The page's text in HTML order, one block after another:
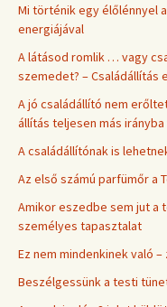
Mi történik egy élőlénnyel
energiájával
A látásod romlik … vagy
szemedet? – Családállítás
A jó családállító nem
állítás teljesen más
A családállítónak is
Az első számú parfümőr a
Amikor eszedbe sem jut a
személyes tapasztalat
Ez nem mindenkinek való
Beszélgessünk a testi